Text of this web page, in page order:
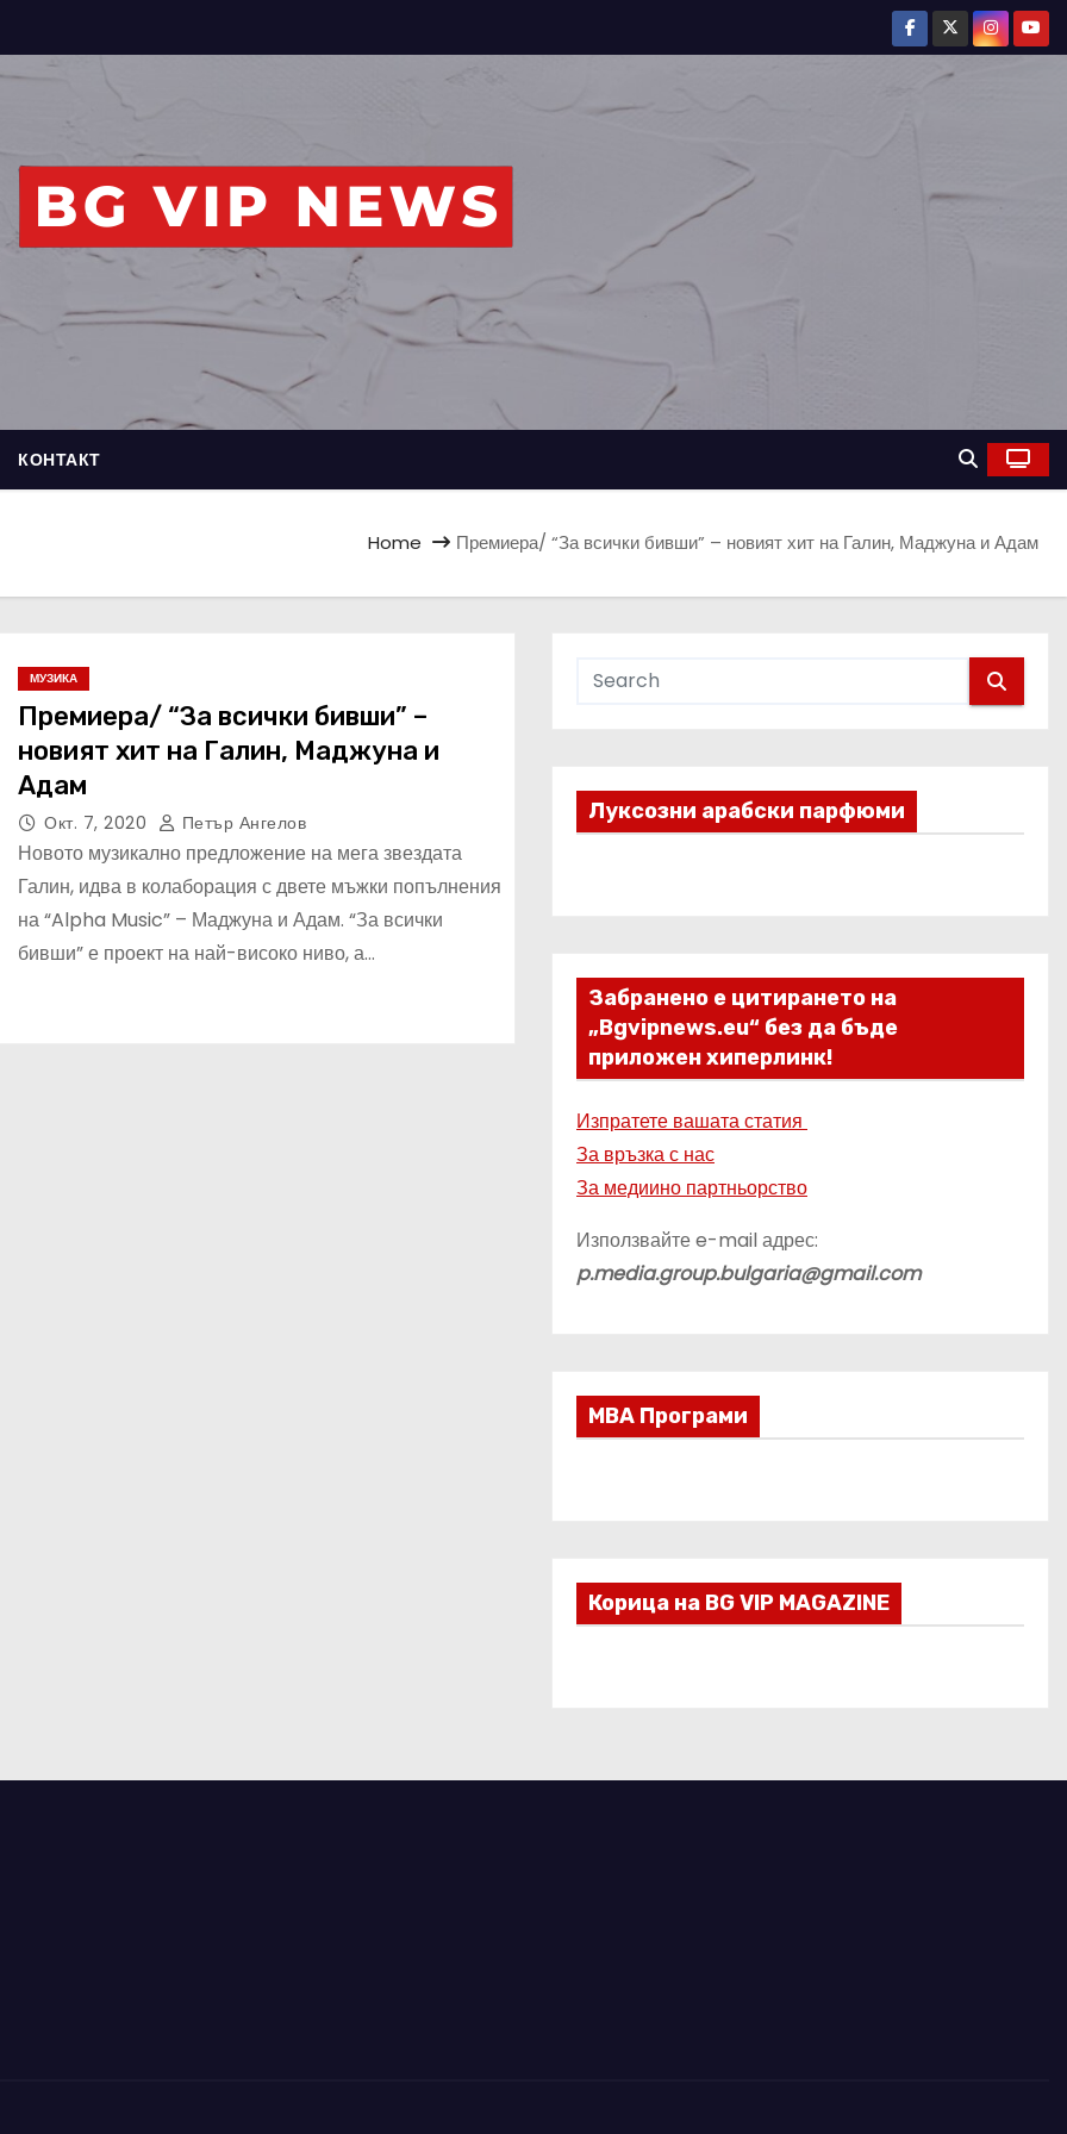
КОНТАКТ
Home Премиера/ “За всички бивши” – новият хит на Галин, Маджуна и Адам
МУЗИКА
Премиера/ “За всички бивши” –
новият хит на Галин, Маджуна и
Адам
Окт. 7, 2020 Петър Ангелов
Новото музикално предложение на мега звездата
Галин, идва в колаборация с двете мъжки попълнения
на “Alpha Music” – Маджуна и Адам. “За всички
бивши” е проект на най-високо ниво, а…
Луксозни арабски парфюми
Забранено е цитирането на
„Bgvipnews.eu“ без да бъде
приложен хиперлинк!
Изпратете вашата статия
За връзка с нас
За медиино партньорство
Използвайте e-mail адрес:
p.media.group.bulgaria@gmail.com
МВА Програми
Корица на BG VIP MAGAZINE